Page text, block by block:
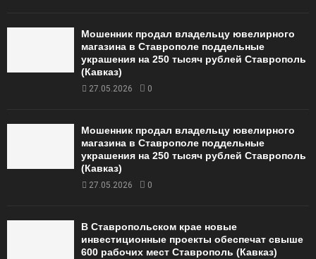
Мошенник продал владельцу ювелирного
магазина в Ставрополе поддельные
украшения на 250 тысяч рублей Ставрополь
(Кавказ)
27.05.2026 0
Мошенник продал владельцу ювелирного
магазина в Ставрополе поддельные
украшения на 250 тысяч рублей Ставрополь
(Кавказ)
27.05.2026 0
В Ставропольском крае новые
инвестиционные проекты обеспечат свыше
600 рабочих мест Ставрополь (Кавказ)